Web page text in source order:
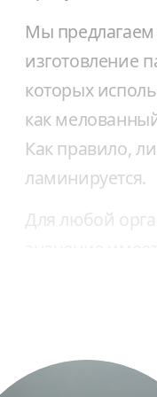
Мы
изготовление
которых
как
Как правило,
ламинируется.
Для любой
окружающих.